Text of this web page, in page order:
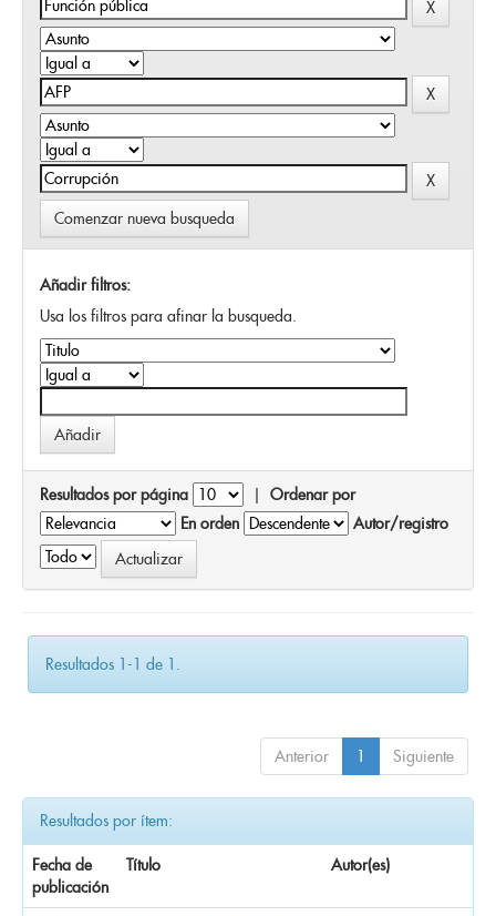
Comenzar nueva busqueda
Añadir filtros:
Usa los filtros para afinar la busqueda.
Resultados por página | Ordenar por
En orden
Autor/registro
Resultados 1-1 de 1.
Anterior 1 Siguiente
Resultados por ítem:
Fecha de
publicación
Título Autor(es)